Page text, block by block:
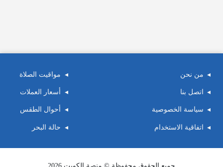
من نحن
اتصل بنا
سياسة الخصوصية
اتفاقية الاستخدام
مواقيت الصلاة
أسعار العملات
أحوال الطقس
حالة البحر